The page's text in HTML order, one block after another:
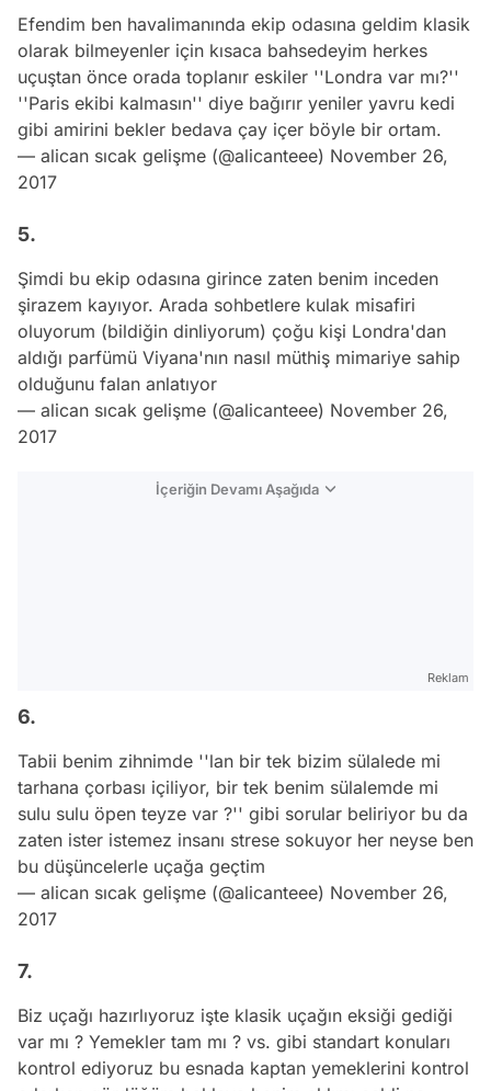
Efendim ben havalimanında ekip odasına geldim klasik
olarak bilmeyenler için kısaca bahsedeyim herkes
uçuştan önce orada toplanır eskiler ''Londra var mı?''
''Paris ekibi kalmasın'' diye bağırır yeniler yavru kedi
gibi amirini bekler bedava çay içer böyle bir ortam.
— alican sıcak gelişme (@alicanteee) November 26,
2017
5.
Şimdi bu ekip odasına girince zaten benim inceden
şirazem kayıyor. Arada sohbetlere kulak misafiri
oluyorum (bildiğin dinliyorum) çoğu kişi Londra'dan
aldığı parfümü Viyana'nın nasıl müthiş mimariye sahip
olduğunu falan anlatıyor
— alican sıcak gelişme (@alicanteee) November 26,
2017
İçeriğin Devamı Aşağıda
Reklam
6.
Tabii benim zihnimde ''lan bir tek bizim sülalede mi
tarhana çorbası içiliyor, bir tek benim sülalemde mi
sulu sulu öpen teyze var ?'' gibi sorular beliriyor bu da
zaten ister istemez insanı strese sokuyor her neyse ben
bu düşüncelerle uçağa geçtim
— alican sıcak gelişme (@alicanteee) November 26,
2017
7.
Biz uçağı hazırlıyoruz işte klasik uçağın eksiği gediği
var mı ? Yemekler tam mı ? vs. gibi standart konuları
kontrol ediyoruz bu esnada kaptan yemeklerini kontrol